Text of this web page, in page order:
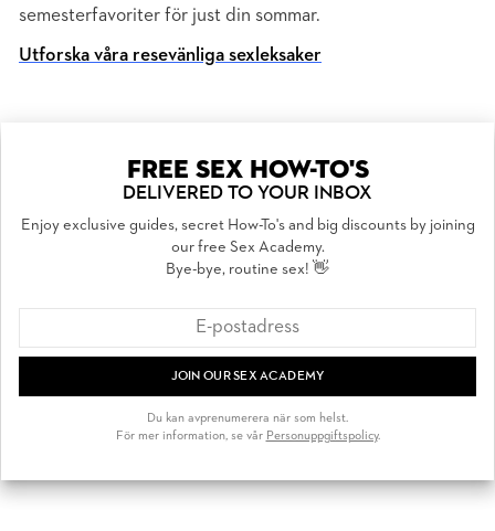
semesterfavoriter för just din sommar.
Utforska våra resevänliga sexleksaker
FREE SEX HOW-TO'S
DELIVERED TO YOUR INBOX
Enjoy exclusive guides, secret How-To's and big discounts by joining
our free Sex Academy.
Bye-bye, routine sex! 👋
JOIN OUR SEX ACADEMY
Du kan avprenumerera när som helst.
För mer information, se vår Personuppgiftspolicy.